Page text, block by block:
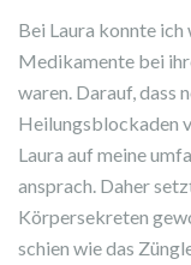
Bei Laura konnte
Medikamente bei
waren. Darauf, dass
Heilungsblockaden
Laura auf meine
ansprach. Daher
Körpersekreten
schien wie das